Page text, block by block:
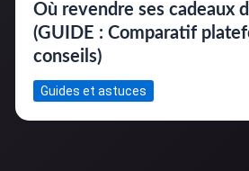
Où revendre ses cadeaux
(GUIDE : Comparatif
conseils)
Guides et astuces